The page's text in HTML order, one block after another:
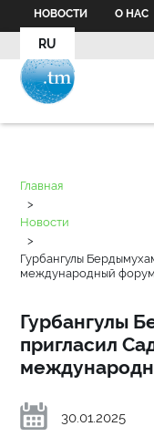
НОВОСТИ О НАС
RU
Главная
>
Новости
>
Гурбангулы
международный
Гурбангулы
пригласил
30.01.2025